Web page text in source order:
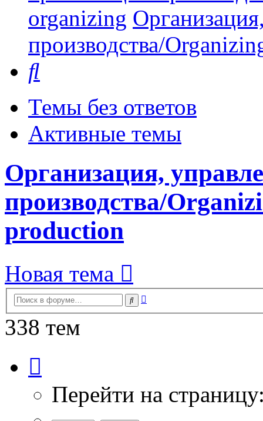
organizing
производства/
Темы без ответов
Активные темы
Организация,
производства/
production
Новая тема
Поиск
338 тем
из
Перейти на